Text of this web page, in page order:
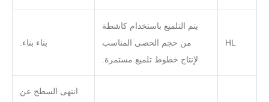
HL
يتم التلميع باستخدام كاشطة
من حجم الحصى المناسب
لإنتاج خطوط تلميع مستمرة.
بناء بناء.
انتهى السطح عن